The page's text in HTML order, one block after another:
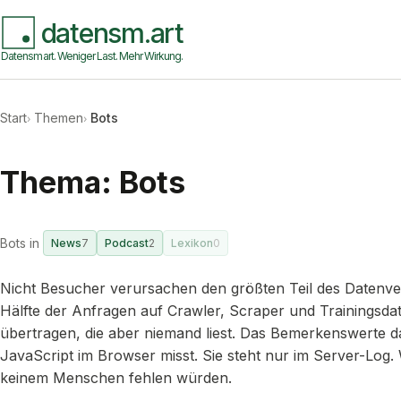
datensm.art
Datensmart. Weniger Last. Mehr Wirkung.
Start Themen Bots
Thema: Bots
Bots in News7 Podcast2 Lexikon0
Nicht Besucher verursachen den größten Teil des
Hälfte der Anfragen auf Crawler, Scraper und
übertragen, die aber niemand liest. Das Bemerkenswerte
JavaScript im Browser misst. Sie steht nur im Server-
keinem Menschen fehlen würden.